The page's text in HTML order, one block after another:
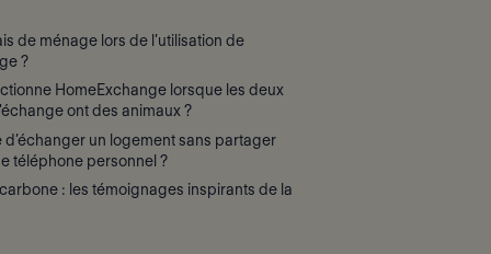
de ménage lors de l’utilisation de
?
HomeExchange lorsque les deux
ont des animaux ?
d’échanger un logement sans partager
téléphone personnel ?
: les témoignages inspirants de la